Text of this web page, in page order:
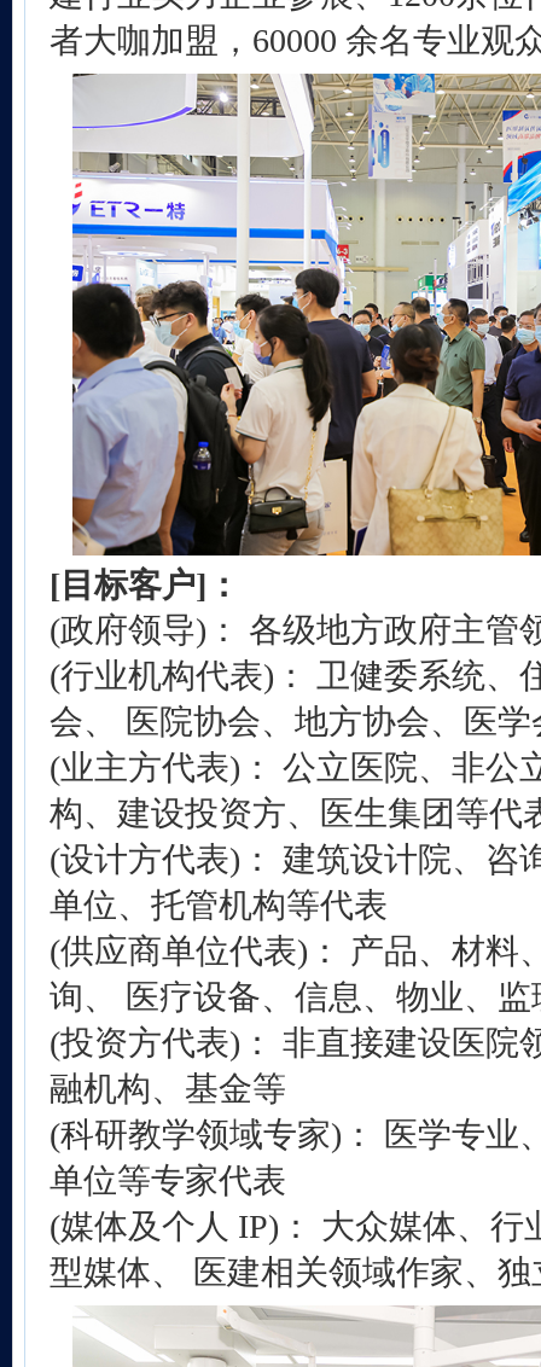
者大咖加盟，60000 余名专业观
[目标客户]：
(政府领导)： 各级地方政府主管
(行业机构代表)： 卫健委系统、
会、 医院协会、地方协会、医
(业主方代表)： 公立医院、非公
构、建设投资方、医生集团等代
(设计方代表)： 建筑设计院、咨
单位、托管机构等代表
(供应商单位代表)： 产品、材料
询、 医疗设备、信息、物业、
(投资方代表)： 非直接建设医院
融机构、基金等
(科研教学领域专家)： 医学专业
单位等专家代表
(媒体及个人 IP)： 大众媒体、行
型媒体、 医建相关领域作家、